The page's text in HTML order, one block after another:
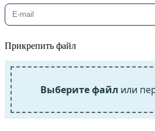
Прикрепить файл
Выберите файл или